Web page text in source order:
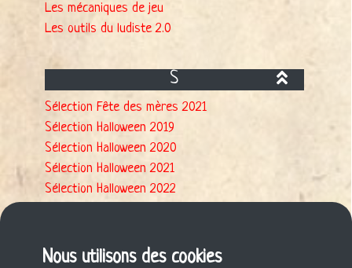
Nous utilisons des cookies
Les mécaniques de jeu
Les outils du ludiste 2.0
S
Sélection Fête des mères 2021
Sélection Halloween 2019
Sélection Halloween 2020
Sélection Halloween 2021
Sélection Halloween 2022
Sélection Noël 2021